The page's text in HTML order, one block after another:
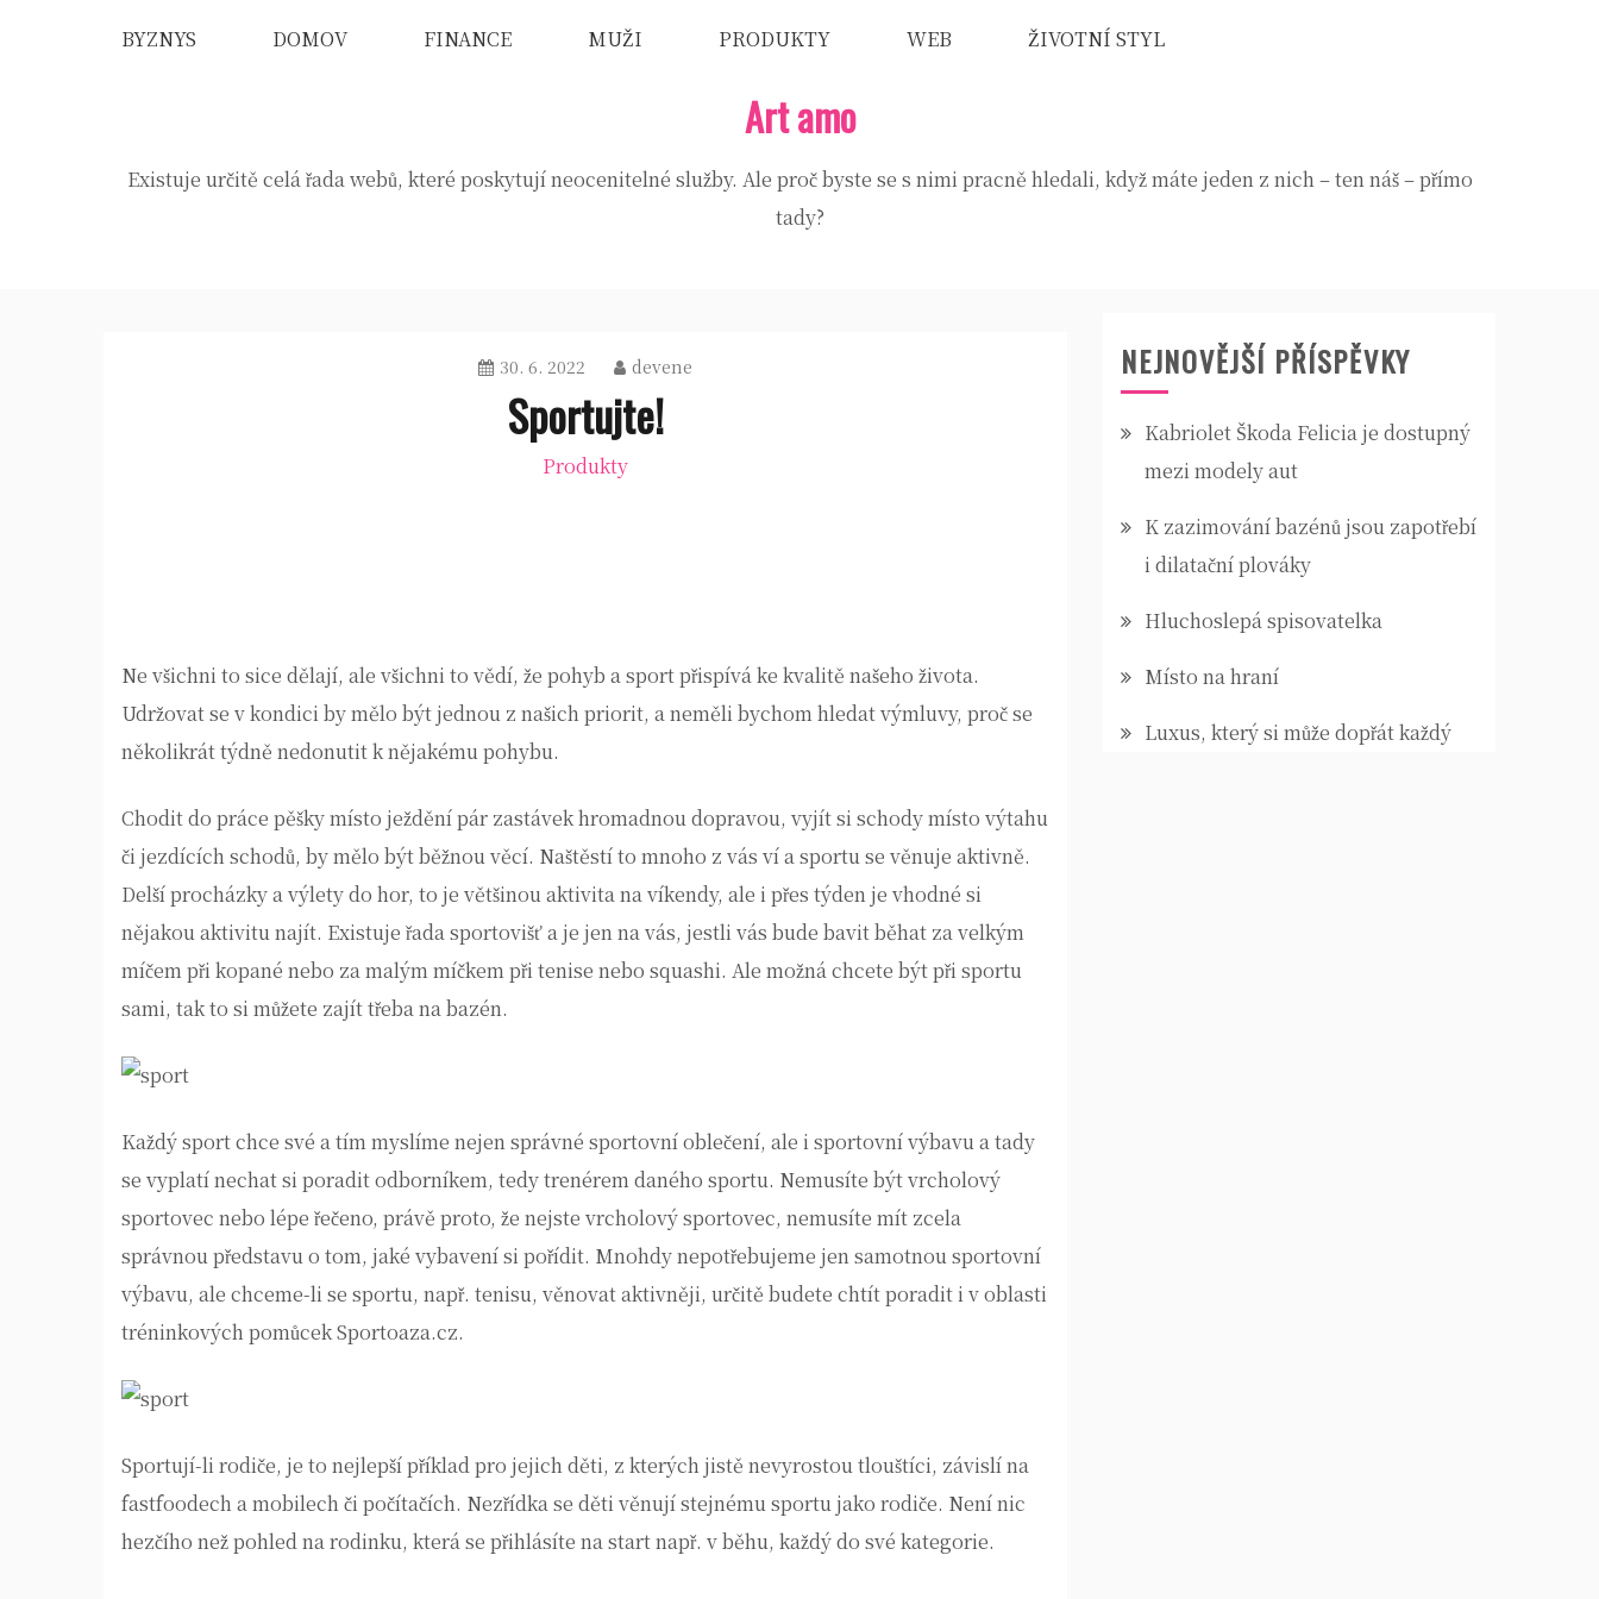
BYZNYS DOMOV FINANCE MUŽI PRODUKTY WEB ŽIVOTNÍ STYL
Art amo
Existuje určitě celá řada webů, které poskytují neocenitelné služby. Ale proč byste se s nimi pracně hledali, když máte jeden z nich – ten náš – přímo
tady?
30. 6. 2022 devene
Sportujte!
Produkty
Ne všichni to sice dělají, ale všichni to vědí, že pohyb a sport přispívá ke kvalitě našeho života.
Udržovat se v kondici by mělo být jednou z našich priorit, a neměli bychom hledat výmluvy, proč se
několikrát týdně nedonutit k nějakému pohybu.
Chodit do práce pěšky místo ježdění pár zastávek hromadnou dopravou, vyjít si schody místo výtahu
či jezdících schodů, by mělo být běžnou věcí. Naštěstí to mnoho z vás ví a sportu se věnuje aktivně.
Delší procházky a výlety do hor, to je většinou aktivita na víkendy, ale i přes týden je vhodné si
nějakou aktivitu najít. Existuje řada sportovišť a je jen na vás, jestli vás bude bavit běhat za velkým
míčem při kopané nebo za malým míčkem při tenise nebo squashi. Ale možná chcete být při sportu
sami, tak to si můžete zajít třeba na bazén.
Každý sport chce své a tím myslíme nejen správné sportovní oblečení, ale i sportovní výbavu a tady
se vyplatí nechat si poradit odborníkem, tedy trenérem daného sportu. Nemusíte být vrcholový
sportovec nebo lépe řečeno, právě proto, že nejste vrcholový sportovec, nemusíte mít zcela
správnou představu o tom, jaké vybavení si pořídit. Mnohdy nepotřebujeme jen samotnou sportovní
výbavu, ale chceme-li se sportu, např. tenisu, věnovat aktivněji, určitě budete chtít poradit i v oblasti
tréninkových pomůcek Sportoaza.cz.
Sportují-li rodiče, je to nejlepší příklad pro jejich děti, z kterých jistě nevyrostou tlouštíci, závislí na
fastfoodech a mobilech či počítačích. Nezřídka se děti věnují stejnému sportu jako rodiče. Není nic
hezčího než pohled na rodinku, která se přihlásíte na start např. v běhu, každý do své kategorie.
NEJNOVĚJŠÍ PŘÍSPĚVKY
Kabriolet Škoda Felicia je dostupný
mezi modely aut
K zazimování bazénů jsou zapotřebí
i dilatační plováky
Hluchoslepá spisovatelka
Místo na hraní
Luxus, který si může dopřát každý